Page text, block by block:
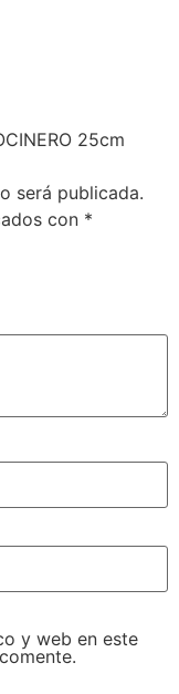
25cm
será publicada.
con *
y web en este